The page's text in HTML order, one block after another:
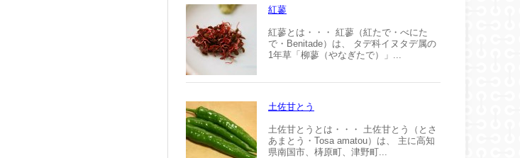
紅蓼
紅蓼とは・・・ 紅蓼（紅たで・べにた
で・Benitade）は、 タデ科イヌタデ属の
1年草「柳蓼（やなぎたで）」...
土佐甘とう
土佐甘とうとは・・・ 土佐甘とう（とさ
あまとう・Tosa amatou）は、 主に高知
県南国市、梼原町、津野町...